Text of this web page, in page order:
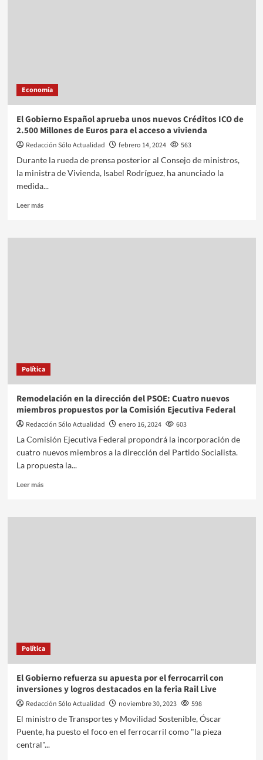
Economía
El Gobierno Español aprueba unos nuevos Créditos ICO de
2.500 Millones de Euros para el acceso a vivienda
Redacción Sólo Actualidad febrero 14, 2024
563
Durante la rueda de prensa posterior al Consejo de ministros,
la ministra de Vivienda, Isabel Rodríguez, ha anunciado la
medida...
Leer más
Política
Remodelación en la dirección del PSOE: Cuatro nuevos
miembros propuestos por la Comisión Ejecutiva Federal
Redacción Sólo Actualidad enero 16, 2024
603
La Comisión Ejecutiva Federal propondrá la incorporación de
cuatro nuevos miembros a la dirección del Partido Socialista.
La propuesta la...
Leer más
Política
El Gobierno refuerza su apuesta por el ferrocarril con
inversiones y logros destacados en la feria Rail Live
Redacción Sólo Actualidad noviembre 30, 2023
598
El ministro de Transportes y Movilidad Sostenible, Óscar
Puente, ha puesto el foco en el ferrocarril como "la pieza
central"...